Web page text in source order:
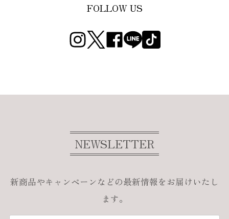
FOLLOW US
NEWSLETTER
新商品やキャンペーンなどの最新情報をお届けいたし
ます。